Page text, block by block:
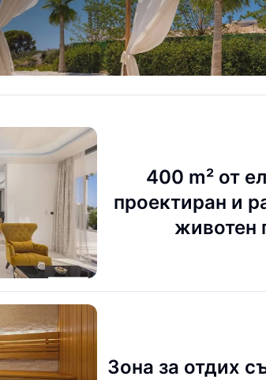
400 m² от
проектиран и
животен
Зона за отдих